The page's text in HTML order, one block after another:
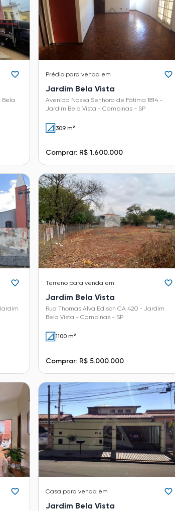
Bela
Prédio para venda em
Jardim Bela Vista
Avenida Nossa Senhora de Fátima 1814 -
Jardim Bela Vista - Campinas - SP
309 m²
Comprar: R$ 1.600.000
Terreno para venda em
Jardim Bela Vista
Rua Thomas Alva Edison CA 420 - Jardim
Bela Vista - Campinas - SP
1100 m²
Comprar: R$ 5.000.000
Casa para venda em
Jardim Bela Vista